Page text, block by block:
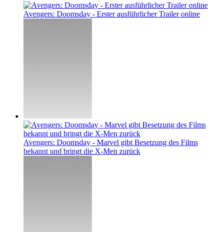
Avengers: Doomsday - Erster ausführlicher Trailer online
Avengers: Doomsday - Marvel gibt Besetzung des Films
bekannt und bringt die X-Men zurück